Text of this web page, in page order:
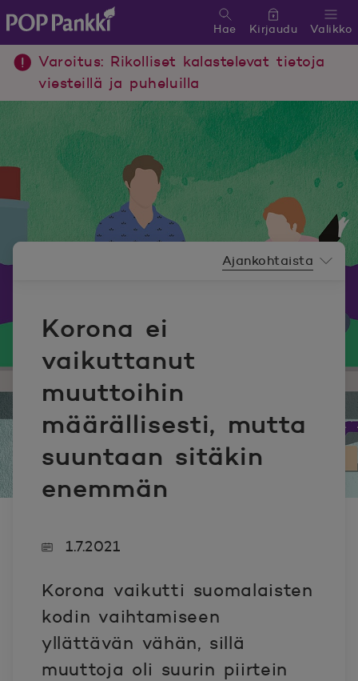
POP Pankki, etusivulle
Valikko
Hae Kirjaudu
Varoitus: Rikolliset kalastelevat tietoja
viesteillä ja puheluilla
Korona ei
vaikuttanut
muuttoihin
määrällisesti, mutta
suuntaan sitäkin
enemmän
Ajankohtaista
1.7.2021
Korona vaikutti suomalaisten
kodin vaihtamiseen
yllättävän vähän, sillä
muuttoja oli suurin piirtein